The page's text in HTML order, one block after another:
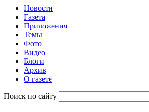
Новости
Газета
Приложения
Темы
Фото
Видео
Блоги
Архив
О газете
Поиск по сайту